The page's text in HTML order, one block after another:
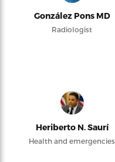
González Pons MD
Radiologist
Heriberto N. Saurí
Health and emergencies